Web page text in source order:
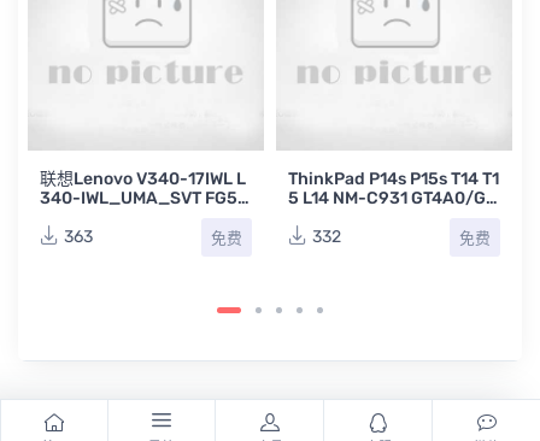
联想Lenovo V340-17IWL L
340-IWL_UMA_SVT FG54
笔记本电脑主板电路原理图
363 免费
ThinkPad P14s P15s T14 T1
5 L14 NM-C931 GT4A0/GT
2联想笔记本电路图
332 免费